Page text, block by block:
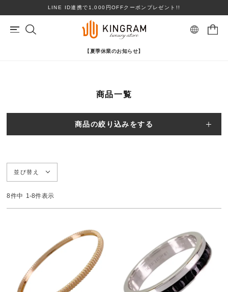
LINE ID連携で1,000円OFFクーポンプレゼント!!
ブランドを選ぶ
価格帯 ～
PRICE DOWN
TOPICS
MEMBERS
ABOUT US
【夏季休業のお知らせ】
商品一覧
商品の絞り込みをする
並び替え
8件中 1 -8件表示